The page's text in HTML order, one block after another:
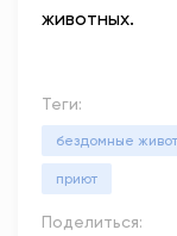
животных.
Теги:
бездомные
приют
Поделиться: